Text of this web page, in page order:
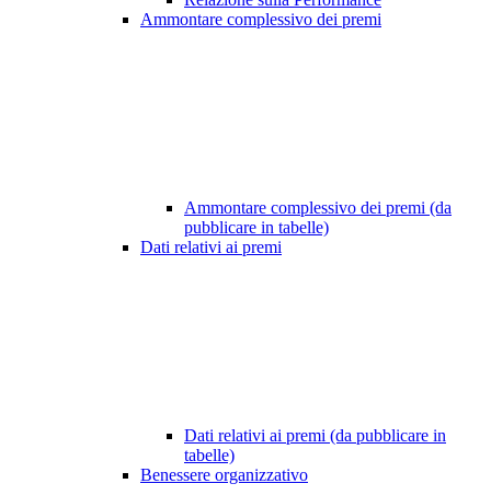
Ammontare complessivo dei premi
Ammontare complessivo dei premi (da
pubblicare in tabelle)
Dati relativi ai premi
Dati relativi ai premi (da pubblicare in
tabelle)
Benessere organizzativo